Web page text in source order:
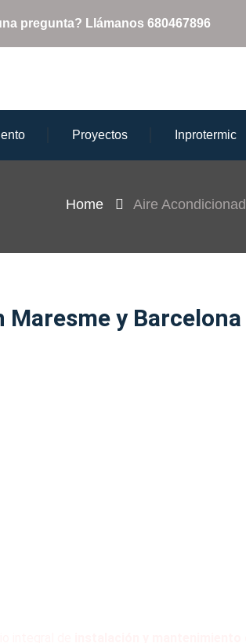
pregunta? Llámanos 680467896
Proyectos Inprotermic
Home Aire
y Barcelona